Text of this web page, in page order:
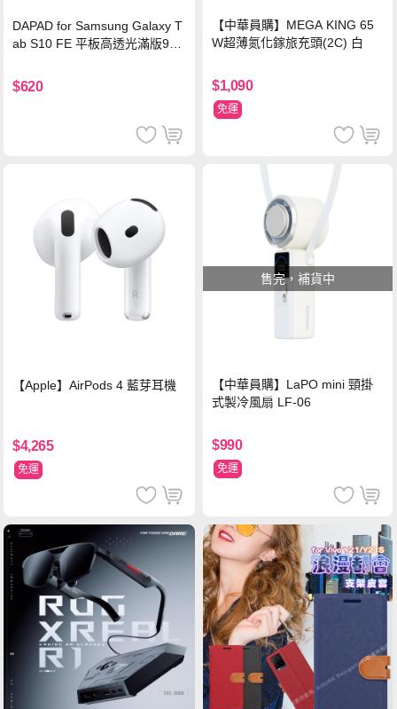
DAPAD for Samsung Galaxy T
ab S10 FE 平板高透光滿版9H
$620
【中華員購】MEGA KING 65
W超薄氮化鎵旅充頭(2C) 白
$1,090
免運
【Apple】AirPods 4 藍芽耳機
$4,265
免運
售完，補貨中
【中華員購】LaPO mini 頸掛
式製冷風扇 LF-06
$990
免運